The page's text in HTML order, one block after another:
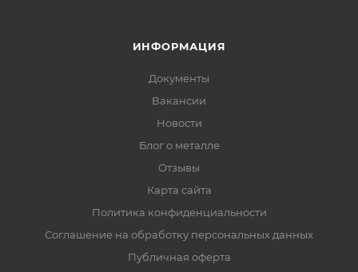
ИНФОРМАЦИЯ
Документы
Вакансии
Новости
Блог о металле
Отзывы
Карта сайта
Политика конфиденциальности
Соглашение на обработку персональных данных
Публичная оферта